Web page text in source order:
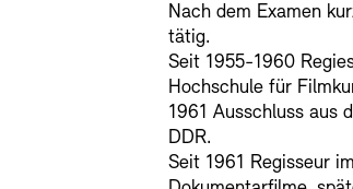
Newsletter
Nach dem Examen
tätig.
Seit 1955-1960
Hochschule für
1961 Ausschluss aus
DDR.
Seit 1961 Regisseur